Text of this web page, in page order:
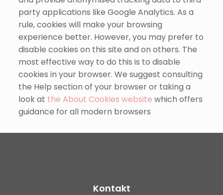
party applications like Google Analytics. As a
rule, cookies will make your browsing
experience better. However, you may prefer to
disable cookies on this site and on others. The
most effective way to do this is to disable
cookies in your browser. We suggest consulting
the Help section of your browser or taking a
look at the About Cookies website which offers
guidance for all modern browsers
Kontakt